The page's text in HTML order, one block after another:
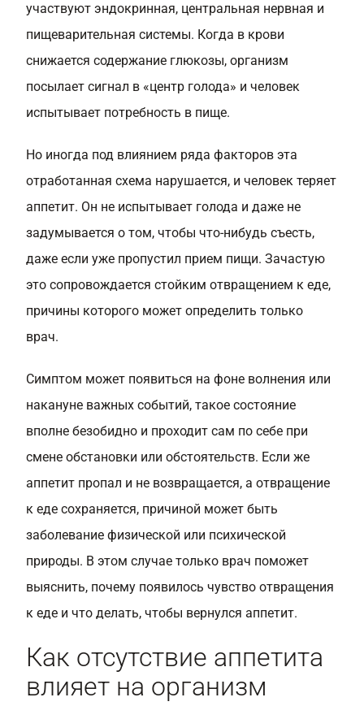
участвуют эндокринная, центральная нервная и
пищеварительная системы. Когда в крови
снижается содержание глюкозы, организм
посылает сигнал в «центр голода» и человек
испытывает потребность в пище.
Но иногда под влиянием ряда факторов эта
отработанная схема нарушается, и человек теряет
аппетит. Он не испытывает голода и даже не
задумывается о том, чтобы что-нибудь съесть,
даже если уже пропустил прием пищи. Зачастую
это сопровождается стойким отвращением к еде,
причины которого может определить только
врач.
Симптом может появиться на фоне волнения или
накануне важных событий, такое состояние
вполне безобидно и проходит сам по себе при
смене обстановки или обстоятельств. Если же
аппетит пропал и не возвращается, а отвращение
к еде сохраняется, причиной может быть
заболевание физической или психической
природы. В этом случае только врач поможет
выяснить, почему появилось чувство отвращения
к еде и что делать, чтобы вернулся аппетит.
Как отсутствие аппетита
влияет на организм